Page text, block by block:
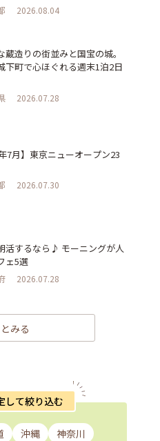
2026.08.04
蔵造りの街並みと国宝の城。
下町で心ほぐれる週末1泊2日
2026.07.28
年7月】東京ニューオープン23
2026.07.30
活するなら♪ モーニングが人
ェ5選
2026.07.28
みる
して絞り込む
沖縄
神奈川